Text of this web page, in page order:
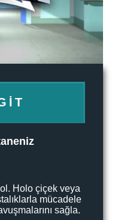
Holo çiçek veya
mücadele
sağla.